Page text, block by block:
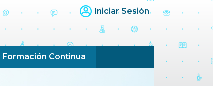
Iniciar Sesión
Formación Continua